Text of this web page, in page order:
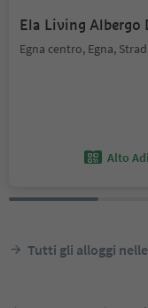
Ela Living Albergo
Egna centro, Egna,
Alto
Tutti gli alloggi